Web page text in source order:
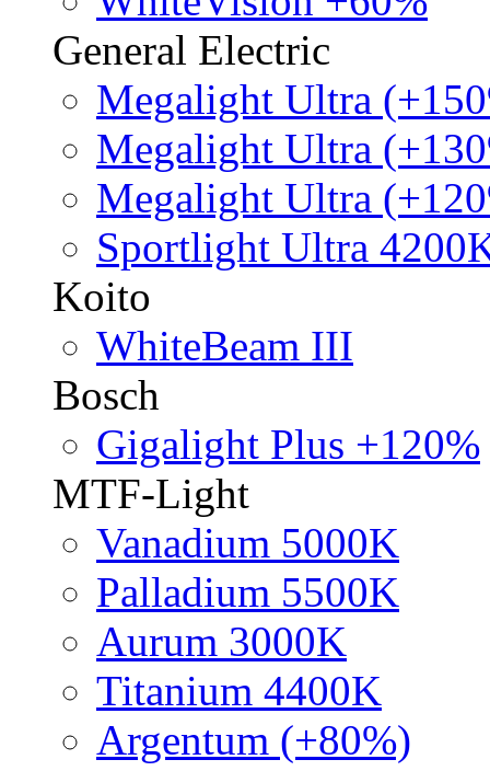
General Electric
Megalight Ultra
Megalight Ultra
Megalight Ultra
Sportlight Ultra
Koito
WhiteBeam III
Bosch
Gigalight Plus +120%
MTF-Light
Vanadium 5000K
Palladium 5500K
Aurum 3000K
Titanium 4400K
Argentum (+80%)